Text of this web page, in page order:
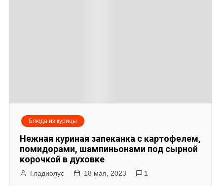
Блюда из курицы
Нежная куриная запеканка с картофелем,
помидорами, шампиньонами под сырной
корочкой в духовке
Гладиолус 18 мая, 2023 1